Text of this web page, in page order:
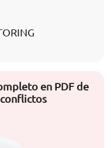
en PDF de